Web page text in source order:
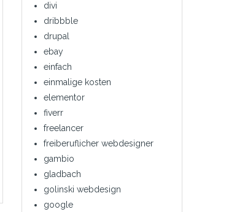
divi
dribbble
drupal
ebay
einfach
einmalige kosten
elementor
fiverr
freelancer
freiberuflicher webdesigner
gambio
gladbach
golinski webdesign
google